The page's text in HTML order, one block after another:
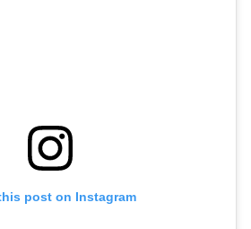
post on Instagram